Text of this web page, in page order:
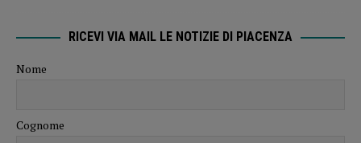
RICEVI VIA MAIL LE NOTIZIE DI PIACENZA
Nome
Cognome